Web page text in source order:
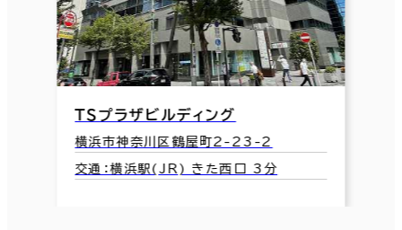
ＴＳプラザビルディング
横浜市神奈川区鶴屋町2-23-2
交通：横浜駅(JR) きた西口 3分